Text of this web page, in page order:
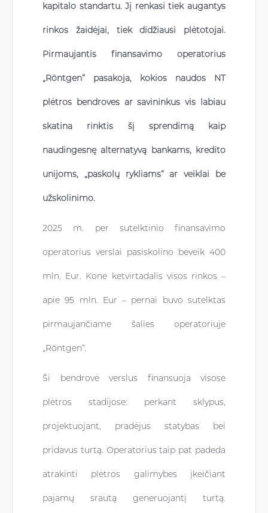
kapitalo standartu. Jį renkasi tiek augantys
rinkos žaidėjai, tiek didžiausi plėtotojai.
Pirmaujantis finansavimo operatorius
„Röntgen“ pasakoja, kokios naudos NT
plėtros bendroves ar savininkus vis labiau
skatina rinktis šį sprendimą kaip
naudingesnę alternatyvą bankams, kredito
unijoms, „paskolų rykliams“ ar veiklai be
užskolinimo.
2025 m. per sutelktinio finansavimo
operatorius verslai pasiskolino beveik 400
mln. Eur. Kone ketvirtadalis visos rinkos –
apie 95 mln. Eur – pernai buvo sutelktas
pirmaujančiame šalies operatoriuje
„Röntgen“.
Ši bendrovė verslus finansuoja visose
plėtros stadijose: perkant sklypus,
projektuojant, pradėjus statybas bei
pridavus turtą. Operatorius taip pat padeda
atrakinti plėtros galimybes įkeičiant
pajamų srautą generuojantį turtą.